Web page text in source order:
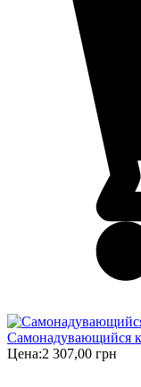
Самонадувающийся
Цена:2 307,00 грн